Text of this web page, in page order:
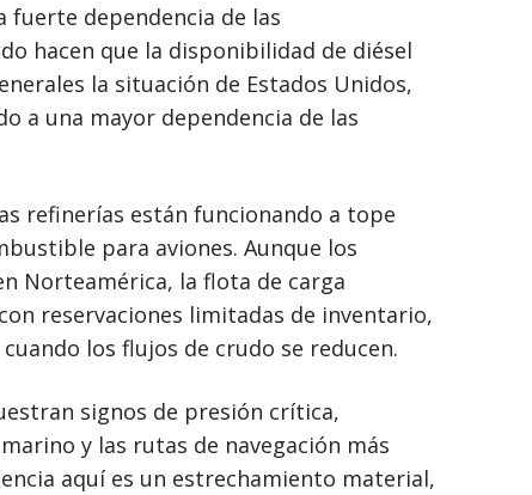
fuerte dependencia de las
hacen que la disponibilidad de diésel
la situación de Estados Unidos,
a una mayor dependencia de las
refinerías están funcionando a tope
para aviones. Aunque los
Norteamérica, la flota de carga
reservaciones limitadas de inventario,
los flujos de crudo se reducen.
signos de presión crítica,
y las rutas de navegación más
aquí es un estrechamiento material,